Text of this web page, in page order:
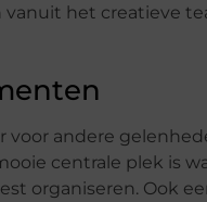
vanuit het creatieve
voor andere
centrale plek is
organiseren. Ook